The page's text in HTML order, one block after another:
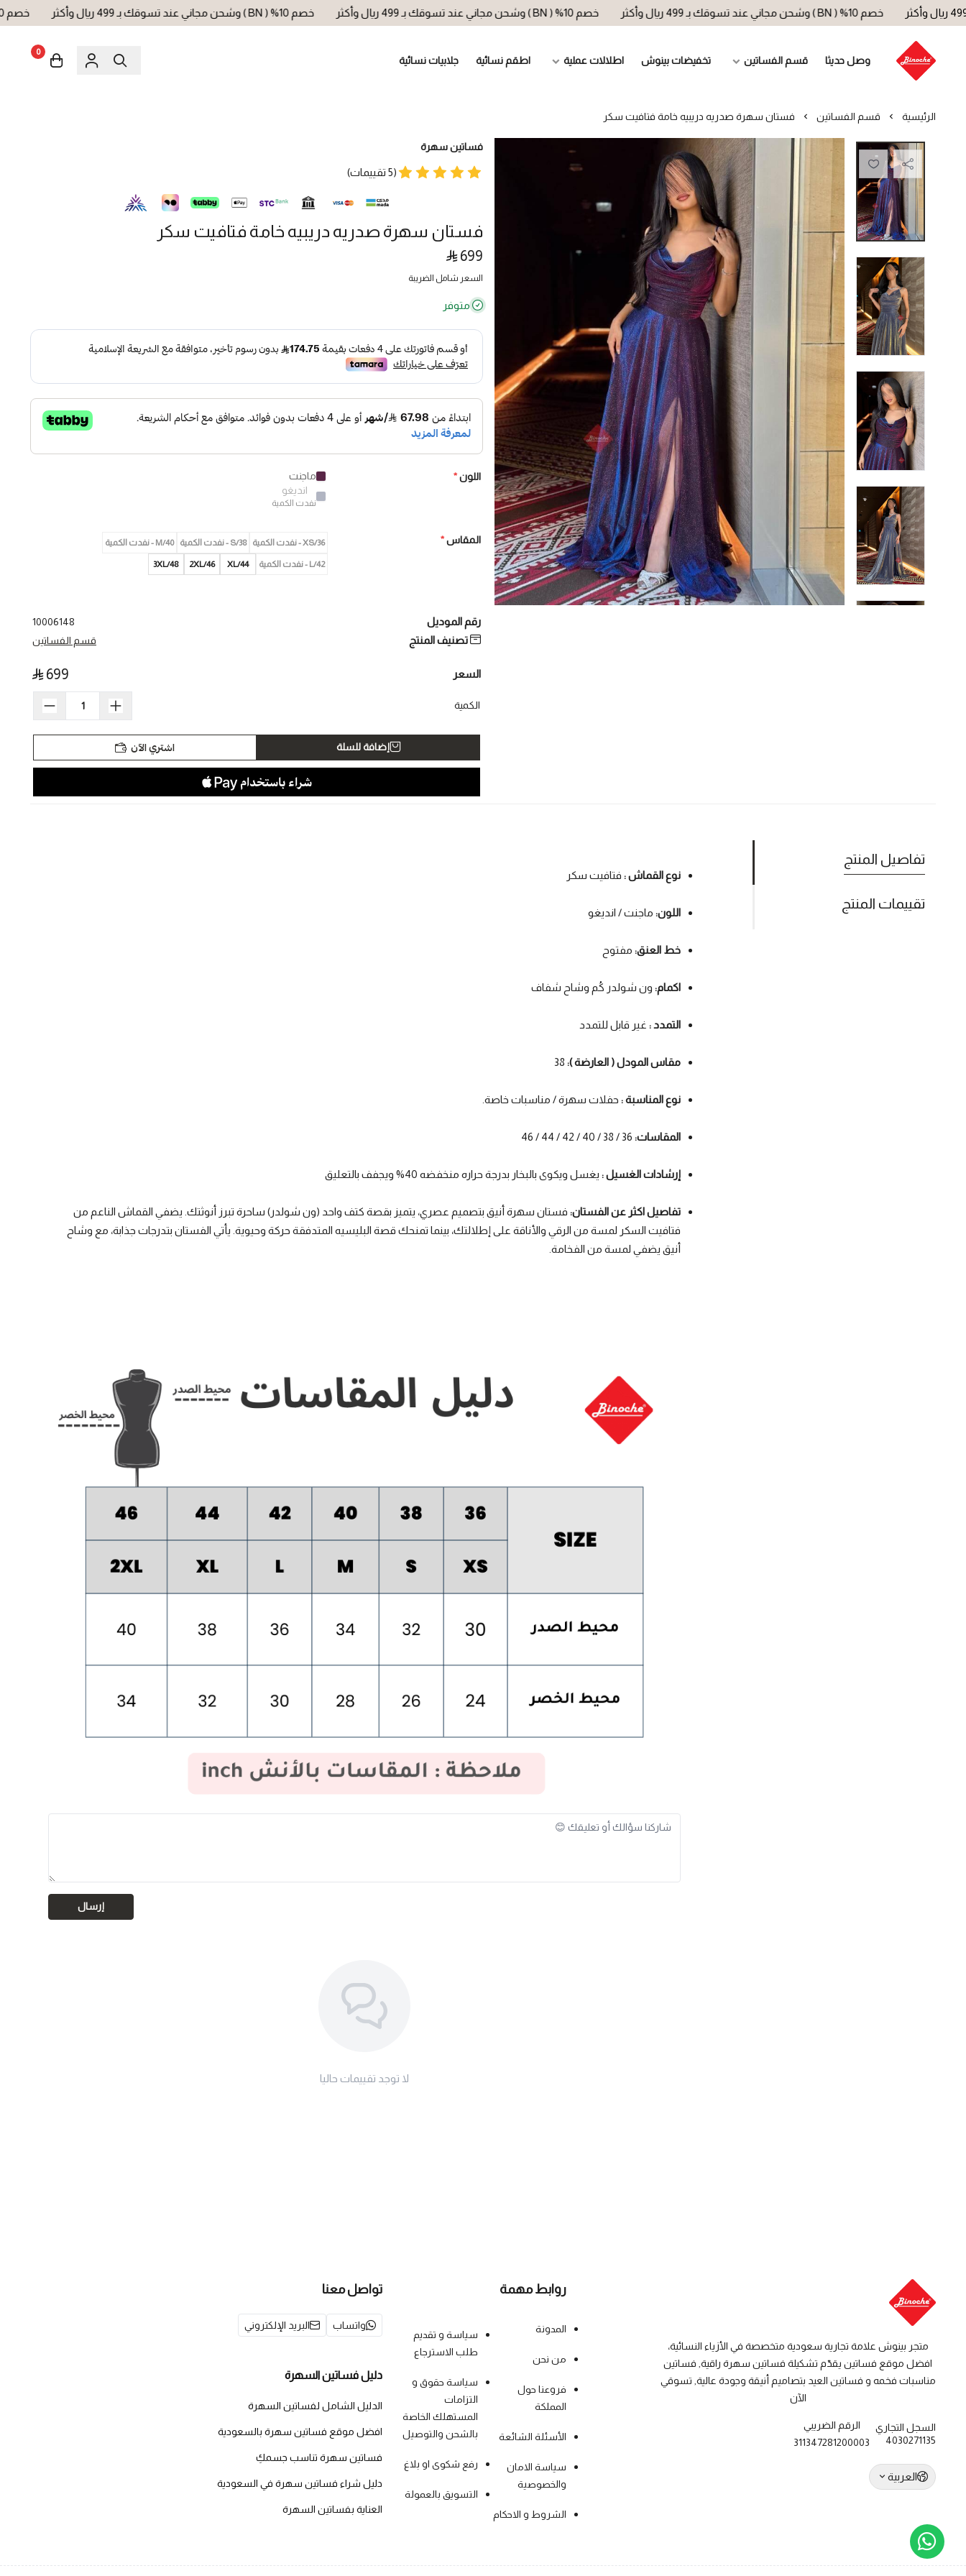
خصم 10% ( BN ) وشحن مجاني عند تسوقك بـ 499 ريال وأكثر خصم 10% ( BN ) وشحن مجاني عند تسوقك بـ 499 ريال وأكثر خصم 10% ( BN ) وشحن مجاني عند تسوقك بـ 499 ريال وأكثر خصم 10% ( BN ) وشحن مجاني عند تسوقك بـ 499 ريال وأكثر
وصل حديثا قسم الفساتين تخفيضات بينوش اطلالات عملية اطقم نسائية جلابيات نسائية
0
الرئيسية قسم الفساتين فستان سهرة صدريه دريبيه خامة فتافيت سكر
فستان سهرة صدريه دريبيه خامة فتافيت سكر
فساتين سهرة
(5 تقييمات)
699
السعر شامل الضريبة
متوفر
اللون*
ماجنت
انديغو
نفدت الكمية
المقاس* XS/36 - نفدت الكمية 38/S - نفدت الكمية 40/M - نفدت الكمية
42/L - نفدت الكمية XL/44
2XL/46
3XL/48
رقم الموديل 10006148
تصنيف المنتج قسم الفساتين
السعر 699
الكمية
إضافة للسلة اشتري الآن
تفاصيل المنتج
تقييمات المنتج
نوع القماش : فتافيت سكر
اللون: ماجنت / انديغو
خط العنق: مفتوح
اكمام: ون شولدر كُم وشاح شفاف
التمدد : غير قابل للتمدد
مقاس المودل ( العارضة ): 38
نوع المناسبة : حفلات سهرة / مناسبات خاصة.
المقاسات: 36 / 38 / 40 / 42 / 44 / 46
إرشادات الغسيل : يغسل ويكوى بالبخار بدرجة حراره منخفضه 40% ويجفف بالتعليق
تفاصيل اكثر عن الفستان: فستان سهرة أنيق بتصميم عصري، يتميز بقصة كتف واحد (ون شولدر) ساحرة تبرز أنوثتك. يضفي القماش الناعم من
فتافيت السكر لمسة من الرقي والأناقة على إطلالتك، بينما تمنحك قصة البليسيه المتدفقة حركة وحيوية. يأتي الفستان بتدرجات جذابة، مع وشاح
أنيق يضفي لمسة من الفخامة.
إرسال
لا توجد تقييمات حاليا
متجر بينوش علامة تجارية سعودية متخصصة في الأزياء النسائية،
افضل موقع فساتين يقدّم تشكيلة فساتين سهرة راقية, فساتين
مناسبات فخمه و فساتين العيد بتصاميم أنيقة وجودة عالية, تسوقي
الآن
السجل التجاري
4030271135
الرقم الضريبي
311347281200003
العربية
روابط مهمة
المدونة
من نحن
فروعنا حول
المملكة
الأسئلة الشائعة
سياسة الامان
والخصوصية
الشروط و الاحكام
سياسة و تقديم
طلب الاسترجاع
سياسة حقوق و
التزامات
المستهلك الخاصة
بالشحن والتوصيل
رفع شكوى او بلاغ
التسويق بالعمولة
تواصل معنا
واتساب البريد الإلكتروني
دليل فساتين السهرة
الدليل الشامل لفساتين السهرة
افضل موقع فساتين سهرة بالسعودية
فساتين سهرة تناسب جسمكِ
دليل شراء فساتين سهرة في السعودية
العناية بفساتين السهرة